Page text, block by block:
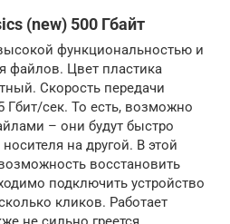
(new) 500 Гбайт
функциональностью и
файлов. Цвет пластика
Скорость передачи
Гбит/сек. То есть, возможно
– они будут быстро
на другой. В этой
восстановить
подключить устройство
кликов. Работает